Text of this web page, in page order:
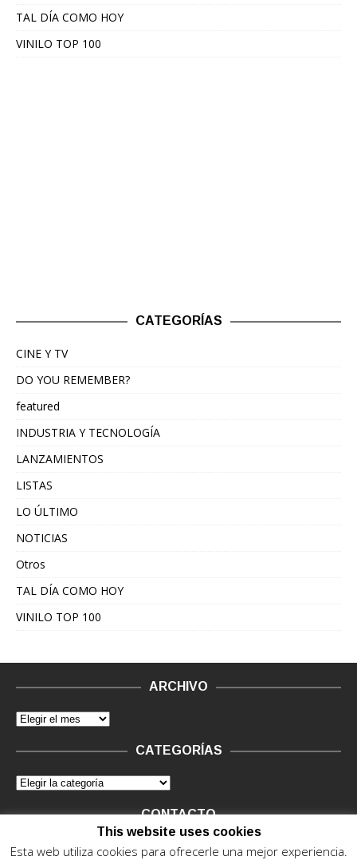
TAL DÍA COMO HOY
VINILO TOP 100
CATEGORÍAS
CINE Y TV
DO YOU REMEMBER?
featured
INDUSTRIA Y TECNOLOGÍA
LANZAMIENTOS
LISTAS
LO ÚLTIMO
NOTICIAS
Otros
TAL DÍA COMO HOY
VINILO TOP 100
ARCHIVO
CATEGORÍAS
CONTACTO
Vinilo Negro.Consultas de anunciantes y Legal, en vinilo at
This website uses cookies
Esta web utiliza cookies para ofrecerle una mejor experiencia.